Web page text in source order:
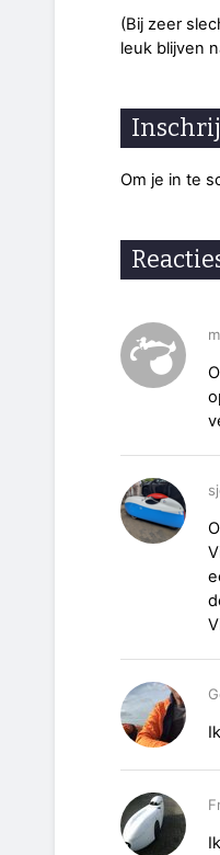
(Bij zeer
leuk blijven
Om je in te